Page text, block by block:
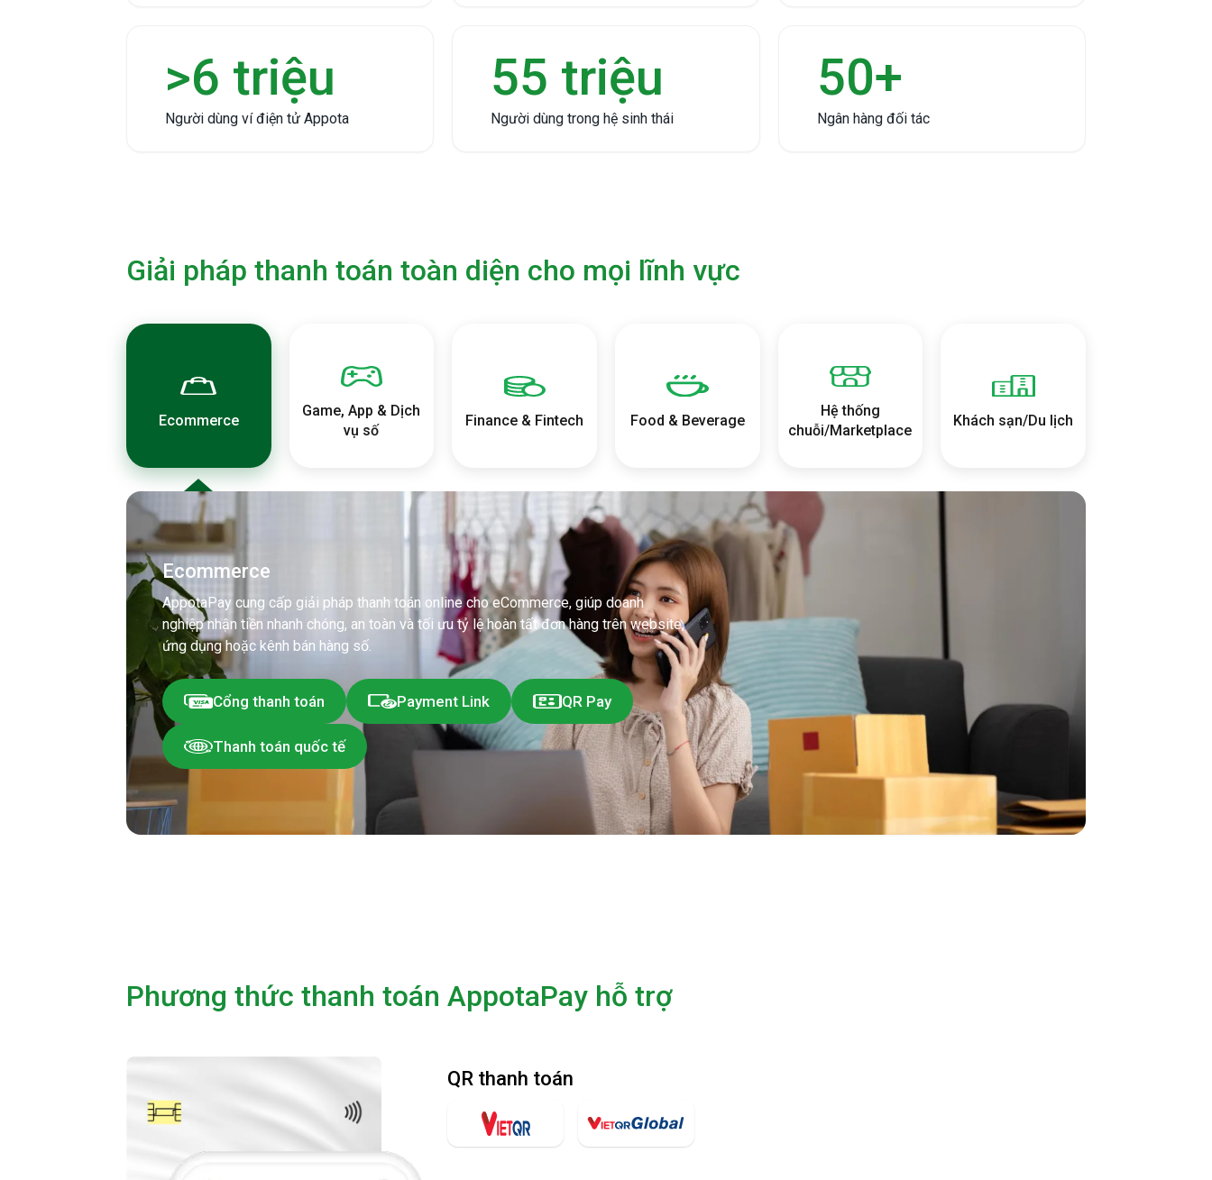
>6 triệu
Người dùng ví điện tử Appota
55 triệu
Người dùng trong hệ sinh thái
50+
Ngân hàng đối tác
Giải pháp thanh toán toàn diện cho mọi lĩnh vực
Ecommerce
Game, App & Dịch
vụ số
Finance & Fintech Food & Beverage
Hệ thống
chuỗi/Marketplace
Khách sạn/Du lịch
Ecommerce
AppotaPay cung cấp giải pháp thanh toán online cho eCommerce, giúp doanh
nghiệp nhận tiền nhanh chóng, an toàn và tối ưu tỷ lệ hoàn tất đơn hàng trên website,
ứng dụng hoặc kênh bán hàng số.
Cổng thanh toán Payment Link QR Pay
Thanh toán quốc tế
Phương thức thanh toán AppotaPay hỗ trợ
QR thanh toán